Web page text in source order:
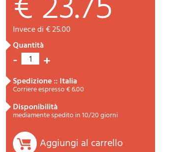
invece di € 25.00
quantità
- 1 +
spedizione :: Italia
Corriere espresso € 6.00
disponibilità
mediamente spedito in 10/20 giorni
Aggiungi al carrello